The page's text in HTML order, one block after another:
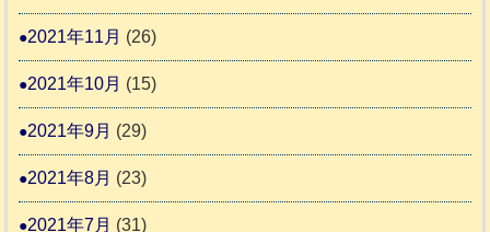
2021年11月 (26)
2021年10月 (15)
2021年9月 (29)
2021年8月 (23)
2021年7月 (31)